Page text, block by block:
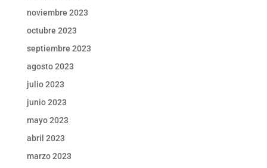
noviembre 2023
octubre 2023
septiembre 2023
agosto 2023
julio 2023
junio 2023
mayo 2023
abril 2023
marzo 2023